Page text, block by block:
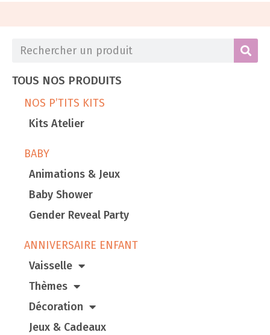
TOUS NOS PRODUITS
NOS P’TITS KITS
Kits Atelier
BABY
Animations & Jeux
Baby Shower
Gender Reveal Party
ANNIVERSAIRE ENFANT
Vaisselle
Thèmes
Décoration
Jeux & Cadeaux